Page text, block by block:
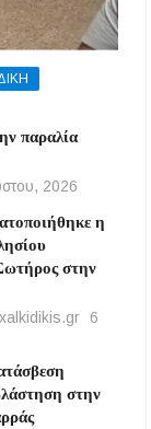
παραλία
2026
η
στην
6
στην